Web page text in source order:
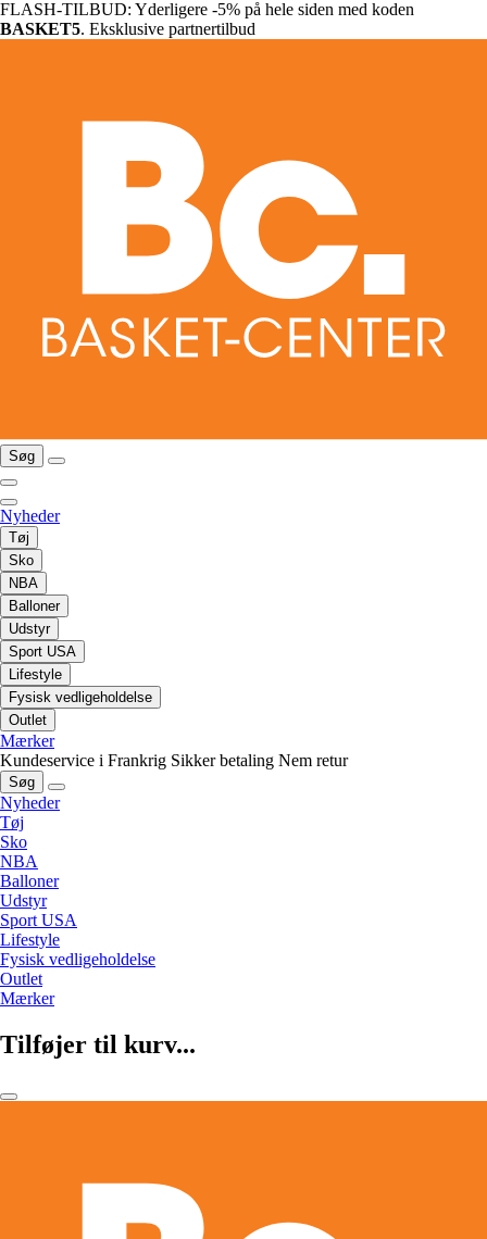
FLASH-TILBUD: Yderligere -5% på hele siden med koden
BASKET5. Eksklusive partnertilbud
Søg
Nyheder
Tøj
Sko
NBA
Balloner
Udstyr
Sport USA
Lifestyle
Fysisk vedligeholdelse
Outlet
Mærker
Kundeservice i Frankrig Sikker betaling Nem retur
Søg
Nyheder
Tøj
Sko
NBA
Balloner
Udstyr
Sport USA
Lifestyle
Fysisk vedligeholdelse
Outlet
Mærker
Tilføjer til kurv...